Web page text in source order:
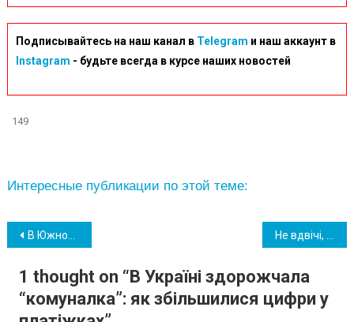
Подписывайтесь на наш канал в Telegram и наш аккаунт в
Instagram - будьте всегда в курсе наших новостей
149
Интересные публикации по этой теме:
Навігація
записів
В Южному попрощаються з Захисником України Станіславом Годовенко Не вдвічі, а на на декілька копійок: в “Укренерго” спростували “сенсацію” про підвищення тарифів на електроенергію
1 thought on “В Україні здорожчала
“комуналка”: як збільшилися цифри у